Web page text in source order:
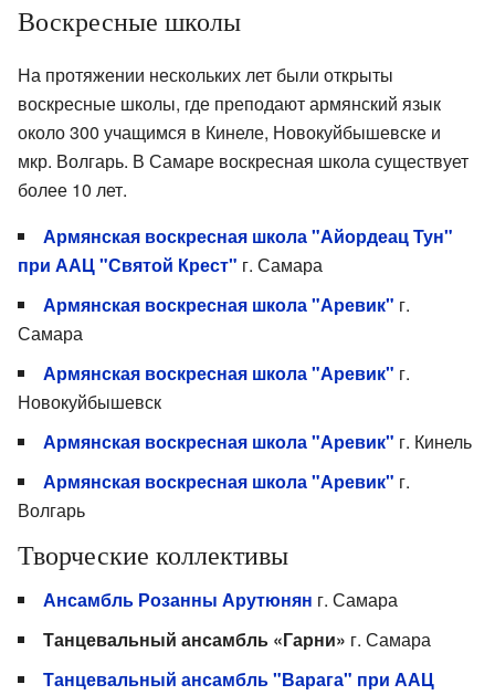
Воскресные школы
На протяжении нескольких лет были открыты
воскресные школы, где преподают армянский язык
около 300 учащимся в Кинеле, Новокуйбышевске и
мкр. Волгарь. В Самаре воскресная школа существует
более 10 лет.
Армянская воскресная школа "Айордеац Тун"
при ААЦ "Святой Крест" г. Самара
Армянская воскресная школа "Аревик" г.
Самара
Армянская воскресная школа "Аревик" г.
Новокуйбышевск
Армянская воскресная школа "Аревик" г. Кинель
Армянская воскресная школа "Аревик" г.
Волгарь
Творческие коллективы
Ансамбль Розанны Арутюнян г. Самара
Танцевальный ансамбль «Гарни» г. Самара
Танцевальный ансамбль "Варага" при ААЦ